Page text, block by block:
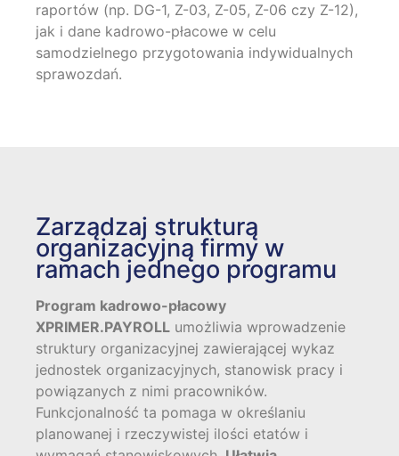
raportów (np. DG-1, Z-03, Z-05, Z-06 czy Z-12),
jak i dane kadrowo-płacowe w celu
samodzielnego przygotowania indywidualnych
sprawozdań.
Zarządzaj strukturą
organizacyjną firmy w
ramach jednego programu
Program kadrowo-płacowy
XPRIMER.PAYROLL umożliwia wprowadzenie
struktury organizacyjnej zawierającej wykaz
jednostek organizacyjnych, stanowisk pracy i
powiązanych z nimi pracowników.
Funkcjonalność ta pomaga w określaniu
planowanej i rzeczywistej ilości etatów i